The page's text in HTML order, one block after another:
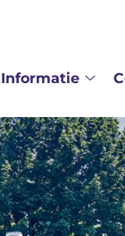
Informatie